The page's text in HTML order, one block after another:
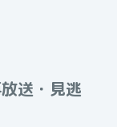
送・見逃